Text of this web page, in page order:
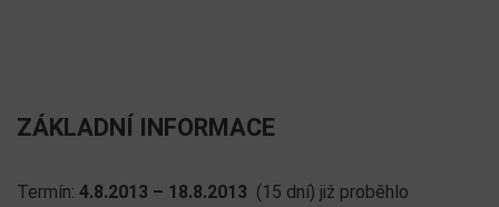
ZÁKLADNÍ INFORMACE
Termín: 4.8.2013 – 18.8.2013 (15 dní) již proběhlo